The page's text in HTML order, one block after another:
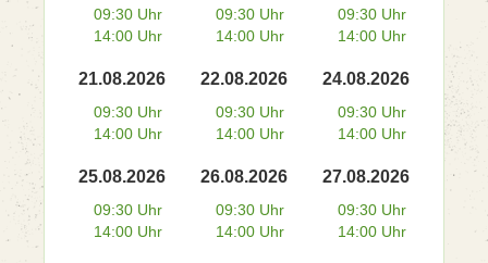
09:30 Uhr
14:00 Uhr
09:30 Uhr
14:00 Uhr
09:30 Uhr
14:00 Uhr
21.08.2026
09:30 Uhr
14:00 Uhr
22.08.2026
09:30 Uhr
14:00 Uhr
24.08.2026
09:30 Uhr
14:00 Uhr
25.08.2026
09:30 Uhr
14:00 Uhr
26.08.2026
09:30 Uhr
14:00 Uhr
27.08.2026
09:30 Uhr
14:00 Uhr